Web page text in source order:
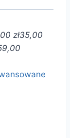
zł35,00